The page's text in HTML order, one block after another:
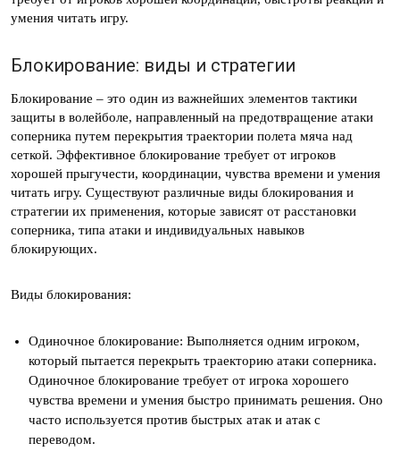
умения читать игру.
Блокирование: виды и стратегии
Блокирование – это один из важнейших элементов тактики
защиты в волейболе, направленный на предотвращение атаки
соперника путем перекрытия траектории полета мяча над
сеткой. Эффективное блокирование требует от игроков
хорошей прыгучести, координации, чувства времени и умения
читать игру. Существуют различные виды блокирования и
стратегии их применения, которые зависят от расстановки
соперника, типа атаки и индивидуальных навыков
блокирующих.
Виды блокирования:
Одиночное блокирование: Выполняется одним игроком,
который пытается перекрыть траекторию атаки соперника.
Одиночное блокирование требует от игрока хорошего
чувства времени и умения быстро принимать решения. Оно
часто используется против быстрых атак и атак с
переводом.